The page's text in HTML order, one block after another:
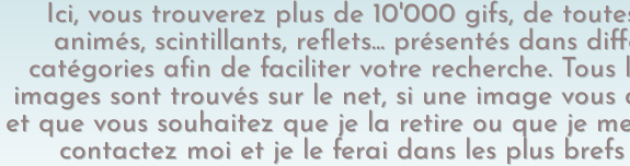
Ici, vous trouverez plus de 10'000 gifs, de
animés, scintillants, reflets... présentés dans
catégories afin de faciliter votre recherche. Tous
images sont trouvés sur le net, si une image
et que vous souhaitez que je la retire ou que je
contactez moi et je le ferai dans les plus brefs